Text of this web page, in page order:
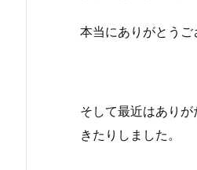
本当にありがとうご
そして最近はあり
きたりしました。